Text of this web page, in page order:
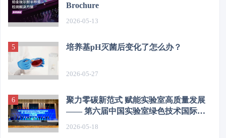
Brochure
2026-05-13
培养基pH灭菌后变化了怎么办？
2026-05-27
聚力零碳新范式 赋能实验室高质量发展
—— 第六届中国实验室绿色技术国际学
2026-05-18